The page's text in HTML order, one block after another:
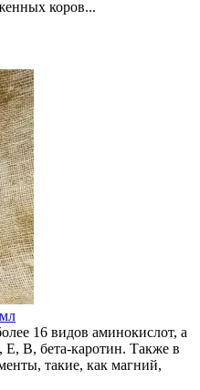
коров...
16 видов аминокислот, а
В, бета-каротин. Также в
такие, как магний,